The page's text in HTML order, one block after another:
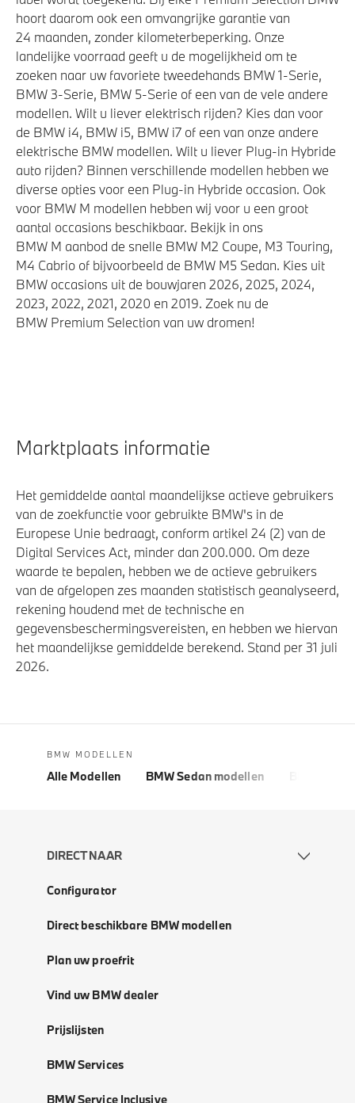
hoort daarom ook een omvangrijke garantie van
24 maanden, zonder kilometerbeperking. Onze
landelijke voorraad geeft u de mogelijkheid om te
zoeken naar uw favoriete tweedehands BMW 1-Serie,
BMW 3-Serie, BMW 5-Serie of een van de vele andere
modellen. Wilt u liever elektrisch rijden? Kies dan voor
de BMW i4, BMW i5, BMW i7 of een van onze andere
elektrische BMW modellen. Wilt u liever Plug-in Hybride
auto rijden? Binnen verschillende modellen hebben we
diverse opties voor een Plug-in Hybride occasion. Ook
voor BMW M modellen hebben wij voor u een groot
aantal occasions beschikbaar. Bekijk in ons
BMW M aanbod de snelle BMW M2 Coupe, M3 Touring,
M4 Cabrio of bijvoorbeeld de BMW M5 Sedan. Kies uit
BMW occasions uit de bouwjaren 2026, 2025, 2024,
2023, 2022, 2021, 2020 en 2019. Zoek nu de
BMW Premium Selection van uw dromen!
Marktplaats informatie
Het gemiddelde aantal maandelijkse actieve gebruikers
van de zoekfunctie voor gebruikte BMW's in de
Europese Unie bedraagt, conform artikel 24 (2) van de
Digital Services Act, minder dan 200.000. Om deze
waarde te bepalen, hebben we de actieve gebruikers
van de afgelopen zes maanden statistisch geanalyseerd,
rekening houdend met de technische en
gegevensbeschermingsvereisten, en hebben we hiervan
het maandelijkse gemiddelde berekend. Stand per 31 juli
2026.
BMW MODELLEN
Alle Modellen BMW Sedan modellen
DIRECT NAAR
Configurator
Direct beschikbare BMW modellen
Plan uw proefrit
Vind uw BMW dealer
Prijslijsten
BMW Services
BMW Service Inclusive